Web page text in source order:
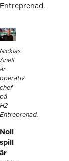
Entreprenad.
Nicklas
Anell
är
operativ
chef
på
H2
Entreprenad.
Noll
spill
är